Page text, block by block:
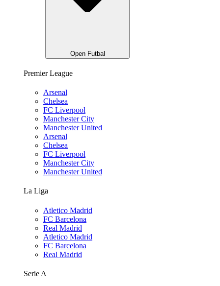
Open Futbal
Premier League
Arsenal
Chelsea
FC Liverpool
Manchester City
Manchester United
Arsenal
Chelsea
FC Liverpool
Manchester City
Manchester United
La Liga
Atletico Madrid
FC Barcelona
Real Madrid
Atletico Madrid
FC Barcelona
Real Madrid
Serie A